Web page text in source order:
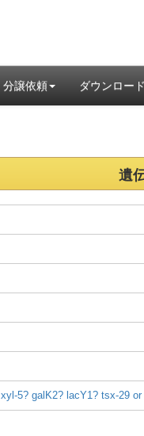
分譲依頼 ダウンロード
遺
xyl-5? galK2? lacY1? tsx-29